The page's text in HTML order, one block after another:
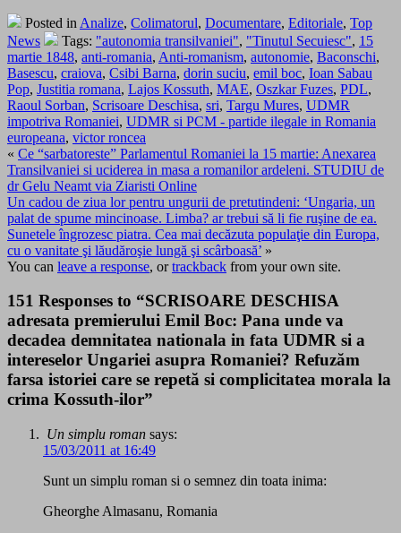
Posted in Analize, Colimatorul, Documentare, Editoriale, Top
News
Tags: "autonomia transilvaniei", "Tinutul Secuiesc", 15
martie 1848, anti-romania, Anti-romanism, autonomie, Baconschi,
Basescu, craiova, Csibi Barna, dorin suciu, emil boc, Ioan Sabau
Pop, Justitia romana, Lajos Kossuth, MAE, Oszkar Fuzes, PDL,
Raoul Sorban, Scrisoare Deschisa, sri, Targu Mures, UDMR
impotriva Romaniei, UDMR si PCM - partide ilegale in Romania
europeana, victor roncea
« Ce “sarbatoreste” Parlamentul Romaniei la 15 martie: Anexarea
Transilvaniei si uciderea in masa a romanilor ardeleni. STUDIU de
dr Gelu Neamt via Ziaristi Online
Un cadou de ziua lor pentru ungurii de pretutindeni: ‘Ungaria, un
palat de spume mincinoase. Limba? ar trebui să li fie ruşine de ea.
Sunetele îngrozesc piatra. Cea mai decăzuta populaţie din Europa,
cu o vanitate şi lăudăroşie lungă şi scârboasă’ »
You can leave a response, ortrackback from your own site.
151 Responses to “SCRISOARE DESCHISA
adresata premierului Emil Boc: Pana unde va
decadea demnitatea nationala in fata UDMR si a
intereselor Ungariei asupra Romaniei? Refuzăm
farsa istoriei care se repetă si complicitatea morala la
crima Kossuth-ilor”
Un simplu roman says:
15/03/2011 at 16:49
Sunt un simplu roman si o semnez din toata inima:
Gheorghe Almasanu, Romania